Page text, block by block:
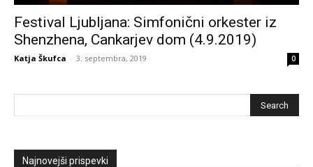
Festival Ljubljana: Simfonični orkester iz
Shenzhena, Cankarjev dom (4.9.2019)
Katja Škufca - 3. septembra, 2019 0
Najnovejši prispevki